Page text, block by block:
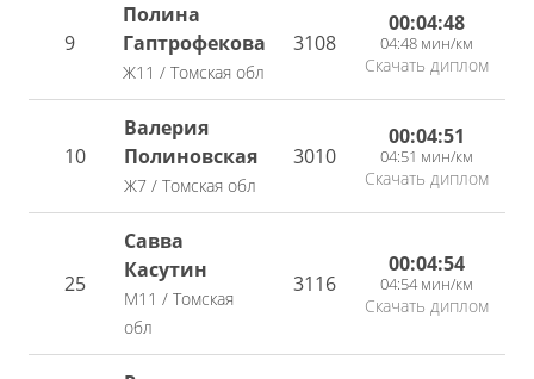
9
Полина
Гаптрофекова
Ж11 / Томская обл
3108
00:04:48
04:48 мин/км
Скачать диплом
10
Валерия
Полиновская
Ж7 / Томская обл
3010
00:04:51
04:51 мин/км
Скачать диплом
25
Савва
Касутин
М11 / Томская
обл
3116
00:04:54
04:54 мин/км
Скачать диплом